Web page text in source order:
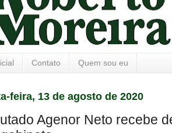
Contato Quem sou eu
feira, 13 de agosto de 2020
Agenor Neto recebe